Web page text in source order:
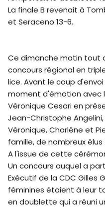
La finale B revenait à
et Seraceno 13-6.
Ce dimanche matin tout
concours régional en
lice. Avant le coup
moment d'émotion avec
Véronique Cesari en
Jean-Christophe
Véronique, Charlène et
famille, de nombreux
A l'issue de cette
Un concours auquel a
Exécutif de la CDC Gilles
féminines étaient à leur
en doublette qui a réuni